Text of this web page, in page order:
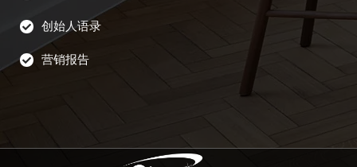
创始人语录
营销报告